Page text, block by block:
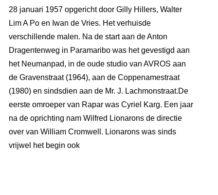
28 januari 1957 opgericht door Gilly Hillers, Walter
Lim A Po en Iwan de Vries. Het verhuisde
verschillende malen. Na de start aan de Anton
Dragentenweg in Paramaribo was het gevestigd aan
het Neumanpad, in de oude studio van AVROS aan
de Gravenstraat (1964), aan de Coppenamestraat
(1980) en sindsdien aan de Mr. J. Lachmonstraat.De
eerste omroeper van Rapar was Cyriel Karg. Een jaar
na de oprichting nam Wilfred Lionarons de directie
over van William Cromwell. Lionarons was sinds
vrijwel het begin ook